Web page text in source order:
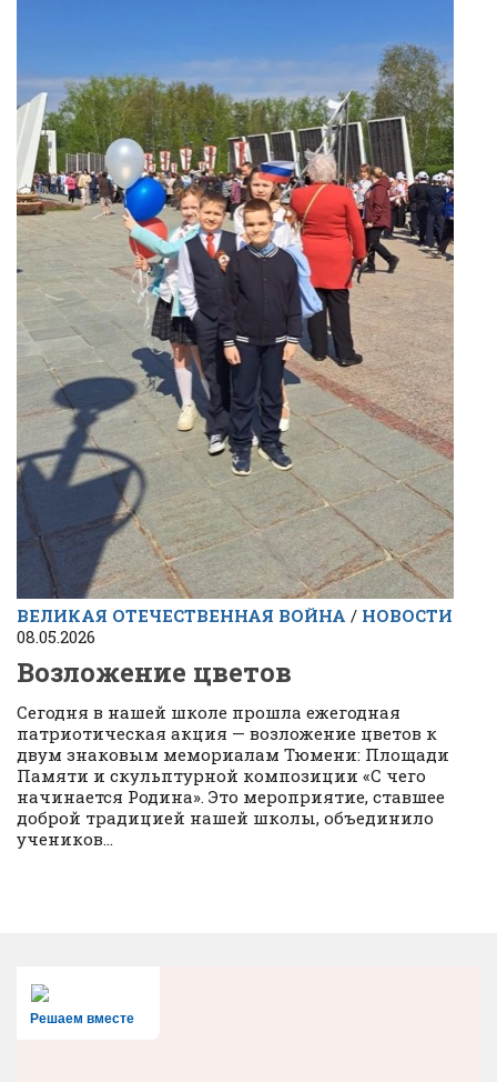
ВЕЛИКАЯ ОТЕЧЕСТВЕННАЯ ВОЙНА / НОВОСТИ
08.05.2026
Возложение цветов
Сегодня в нашей школе прошла ежегодная
патриотическая акция — возложение цветов к
двум знаковым мемориалам Тюмени: Площади
Памяти и скульптурной композиции «С чего
начинается Родина». Это мероприятие, ставшее
доброй традицией нашей школы, объединило
учеников...
Решаем вместе